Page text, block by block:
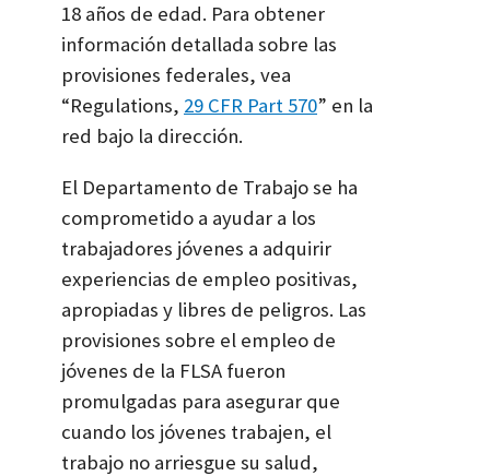
18 años de edad. Para obtener
información detallada sobre las
provisiones federales, vea
“Regulations, 29 CFR Part 570” en la
red bajo la dirección.
El Departamento de Trabajo se ha
comprometido a ayudar a los
trabajadores jóvenes a adquirir
experiencias de empleo positivas,
apropiadas y libres de peligros. Las
provisiones sobre el empleo de
jóvenes de la FLSA fueron
promulgadas para asegurar que
cuando los jóvenes trabajen, el
trabajo no arriesgue su salud,